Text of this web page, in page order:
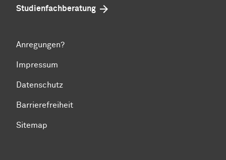
Studienfachberatung
Anregungen?
Impressum
Datenschutz
Barrierefreiheit
Sitemap